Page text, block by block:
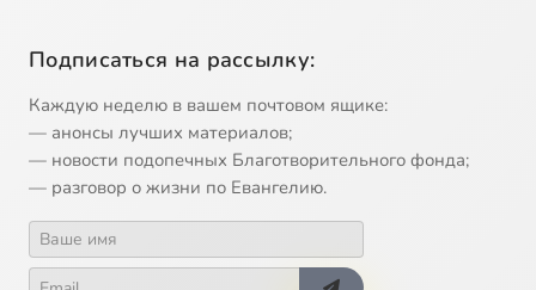
Подписаться на рассылку:
Каждую неделю в вашем почтовом ящике:
— анонсы лучших материалов;
— новости подопечных Благотворительного фонда;
— разговор о жизни по Евангелию.